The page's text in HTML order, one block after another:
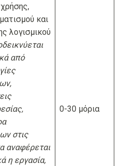
και
λογισμικού
από
στις
αναφέρεται
η εργασία,
0-30 μόρια